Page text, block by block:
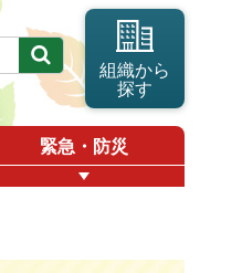
組織から
探す
緊急・防災